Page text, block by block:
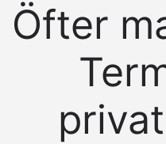
Öfter